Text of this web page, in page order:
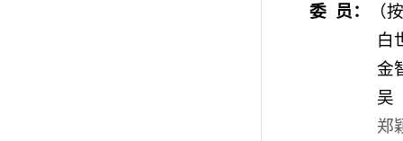
委 员：
（
白
金
吴
郑